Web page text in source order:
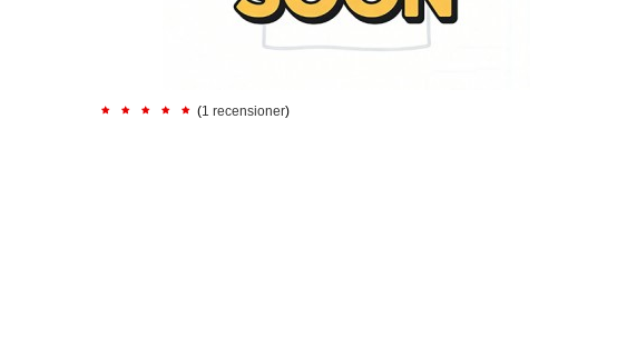
(1 recensioner)